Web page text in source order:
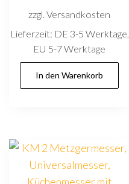
zzgl. Versandkosten
Lieferzeit: DE 3-5 Werktage,
EU 5-7 Werktage
In den Warenkorb